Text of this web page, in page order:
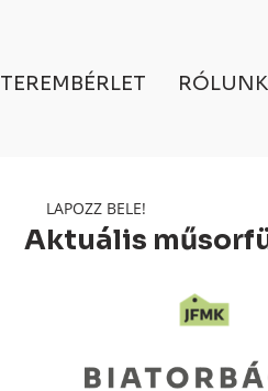
TEREMBÉRLET RÓLUNK
LAPOZZ BELE!
Aktuális